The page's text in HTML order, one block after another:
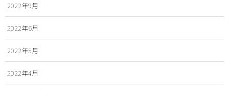
2022年9月
2022年6月
2022年5月
2022年4月